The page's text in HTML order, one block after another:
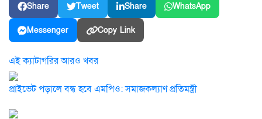
Share Tweet Share WhatsApp
Messenger Copy Link
এই ক্যাটাগরির আরও খবর
প্রাইভেট পড়ালে বন্ধ হবে এমপিও: সমাজকল্যাণ প্রতিমন্ত্রী